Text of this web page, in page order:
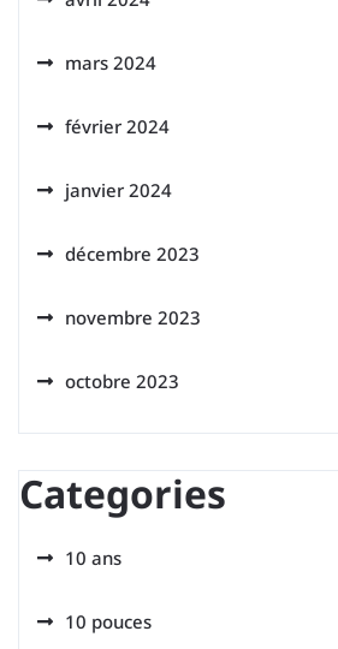
mars 2024
février 2024
janvier 2024
décembre 2023
novembre 2023
octobre 2023
Categories
10 ans
10 pouces